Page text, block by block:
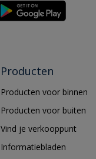
Producten
Producten voor binnen
Producten voor buiten
Vind je verkooppunt
Informatiebladen